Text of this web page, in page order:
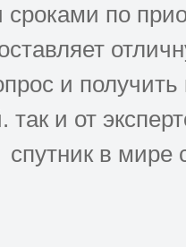
по
и
так и от
спутник в